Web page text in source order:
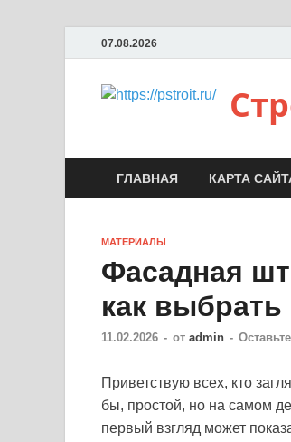
07.08.2026
ГЛАВНАЯ КАРТА
МАТЕРИАЛЫ
Фасадная
как выбрать
11.02.2026 - от admin -
Приветствую всех, кто
бы, простой, но на самом
первый взгляд может